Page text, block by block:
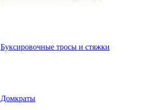
Буксировочные тросы и стяжки
Домкраты